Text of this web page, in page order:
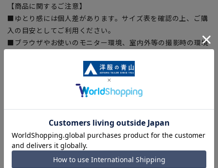
【商品に関するご注意】
■ゆとり感には個人差があります。サイズ表を確認の上、ご購
入の目安としてご利用ください。
■ブラウザやお使いのモニター環境、室内外等の撮影時の環境
■生地や仕様・デザインにより、着用感や実際のサイズ表に若
干の誤差が生じる場合がございます。予めご了承ください。
を完了できない場合がございます。予めご了承ください。(お
急ぎ発送のご注文につきましても、ご注文のタイミングによっ
てはお急ぎ発送サービスを選択できない場合がございます。